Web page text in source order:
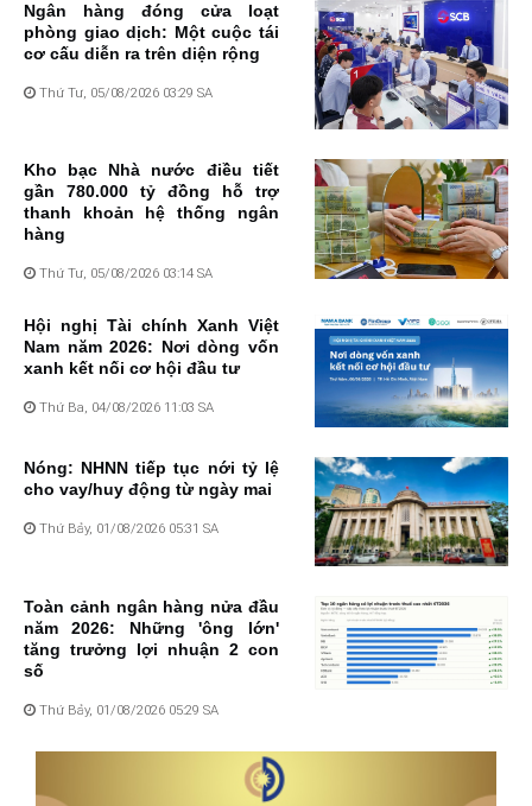
Ngân hàng đóng cửa loạt
phòng giao dịch: Một cuộc tái
cơ cấu diễn ra trên diện rộng
Thứ Tư, 05/08/2026 03:29 SA
Kho bạc Nhà nước điều tiết
gần 780.000 tỷ đồng hỗ trợ
thanh khoản hệ thống ngân
hàng
Thứ Tư, 05/08/2026 03:14 SA
Hội nghị Tài chính Xanh Việt
Nam năm 2026: Nơi dòng vốn
xanh kết nối cơ hội đầu tư
Thứ Ba, 04/08/2026 11:03 SA
Nóng: NHNN tiếp tục nới tỷ lệ
cho vay/huy động từ ngày mai
Thứ Bảy, 01/08/2026 05:31 SA
Toàn cảnh ngân hàng nửa đầu
năm 2026: Những 'ông lớn'
tăng trưởng lợi nhuận 2 con
số
Thứ Bảy, 01/08/2026 05:29 SA